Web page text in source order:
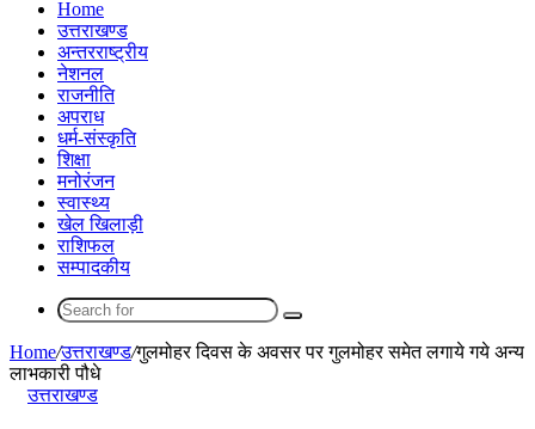
Home
उत्तराखण्ड
अन्तरराष्ट्रीय
नेशनल
राजनीति
अपराध
धर्म-संस्कृति
शिक्षा
मनोरंजन
स्वास्थ्य
खेल खिलाड़ी
राशिफल
सम्पादकीय
Search
Home/उत्तराखण्ड/गुलमोहर दिवस के अवसर पर गुलमोहर समेत लगाये गये अन्य
लाभकारी पौधे
उत्तराखण्ड